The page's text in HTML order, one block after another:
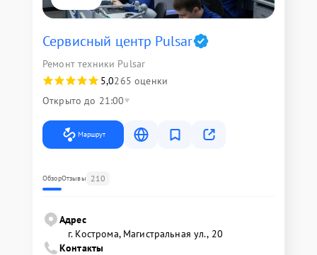
Сервисный центр Pulsar
Ремонт техники Pulsar
5,0265 оценки
Открыто до 21:00
Маршрут
ОбзорОтзывы 210
Адрес
г. Кострома, Магистральная ул., 20
Контакты